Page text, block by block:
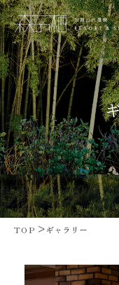
コンセプ
お料理
館内施設
ギャラリー
トピック
TOP ギャラリー